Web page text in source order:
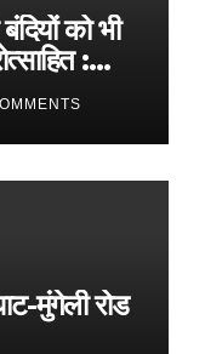
को भी
:
मुंगेली रोड